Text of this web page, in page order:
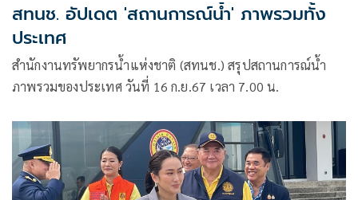
สทนช. อัปเดต 'สถานการณ์น้ำ' ภาพรวมทั้ง
ประเทศ
สำนักงานทรัพยากรน้ำแห่งชาติ (สทนช.) สรุปสถานการณ์น้ำ
ภาพรวมของประเทศ วันที่ 16 ก.ย.67 เวลา 7.00 น.